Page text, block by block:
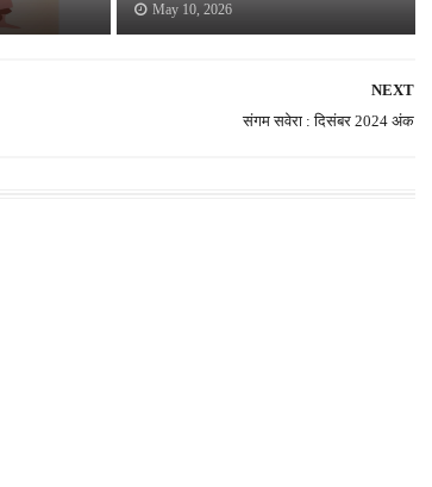
May 10, 2026
NEXT
संगम सवेरा : दिसंबर 2024 अंक